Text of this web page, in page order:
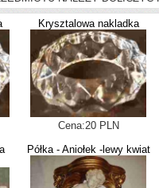
Krysztalowa nakladka
Cena:20 PLN
Półka - Aniołek -lewy kwiat